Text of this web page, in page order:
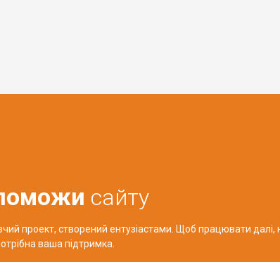
сайту
проект, створений ентузіастами. Щоб працювати далі,
ваша підтримка.